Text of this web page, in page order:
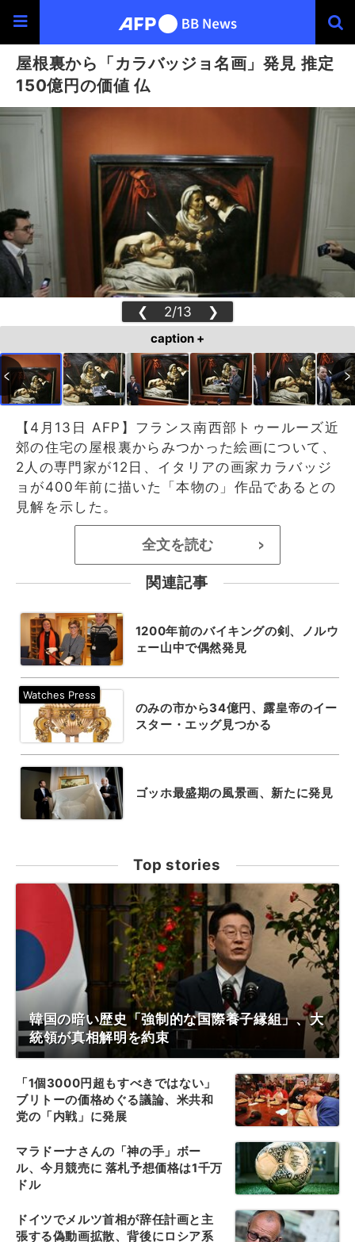
屋根裏から「カラバッジョ名画」発見 推定
150億円の価値 仏
❮ 2/13 ❯
caption +
【4月13日 AFP】フランス南西部トゥールーズ近
郊の住宅の屋根裏からみつかった絵画について、
2人の専門家が12日、イタリアの画家カラバッジ
ョが400年前に描いた「本物の」作品であるとの
見解を示した。
全文を読む >
関連記事
1200年前のバイキングの剣、ノルウ
ェー山中で偶然発見
のみの市から34億円、露皇帝のイー
スター・エッグ見つかる
ゴッホ最盛期の風景画、新たに発見
Top stories
韓国の暗い歴史「強制的な国際養子縁組」、大
統領が真相解明を約束
「1個3000円超もすべきではない」
ブリトーの価格めぐる議論、米共和
党の「内戦」に発展
マラドーナさんの「神の手」ボー
ル、今月競売に 落札予想価格は1千万
ドル
ドイツでメルツ首相が辞任計画と主
張する偽動画拡散、背後にロシア系